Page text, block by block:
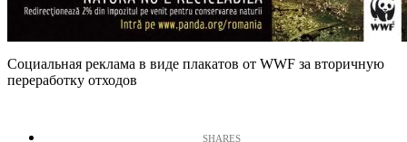
Социальная реклама в виде плакатов от WWF за вторичную
переработку отходов